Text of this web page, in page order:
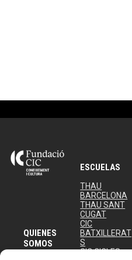
QUIENES
SOMOS
ESCUELAS
THAU
BARCELONA
THAU SANT
CUGAT
CIC
BATXILLERAT
S
CIC CICLES